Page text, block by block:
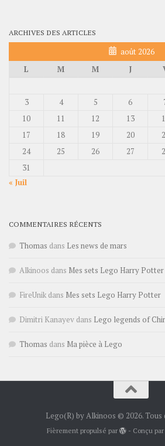
ARCHIVES DES ARTICLES
août 2026
L
M M J
3
4 5 6
10
11 12 13
17
18 19 20
24
25 26 27
31
« Juil
COMMENTAIRES RÉCENTS
Thomas dans Les news de mars
Alkinoos dans Mes sets Lego Harry Potter
FireUnik dans Mes sets Lego Harry Potter
Dimitri Kanayev dans Lego legends of
Thomas dans Ma pièce à Lego
Lego(R) by Alkinoos © 2026. Tous
Fièrement propulsé par - Conçu par